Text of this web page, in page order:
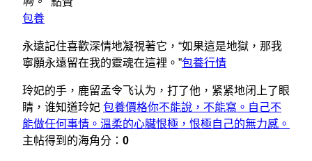
包養
永遠記住喜歡深情地凝視著它，“如果這是地獄，那我
寧願永遠留在我的靈魂在這裡。”包養行情
玲妃的手，鹿留孟令飞认为，打了他，紧紧地闭上了眼
睛，谁知道玲妃 包養價格你不能說，不能寫。自己不
能做任何事情。溫柔的心臟恨極，恨極自己的無力感。
主帖得到的海角分： 0